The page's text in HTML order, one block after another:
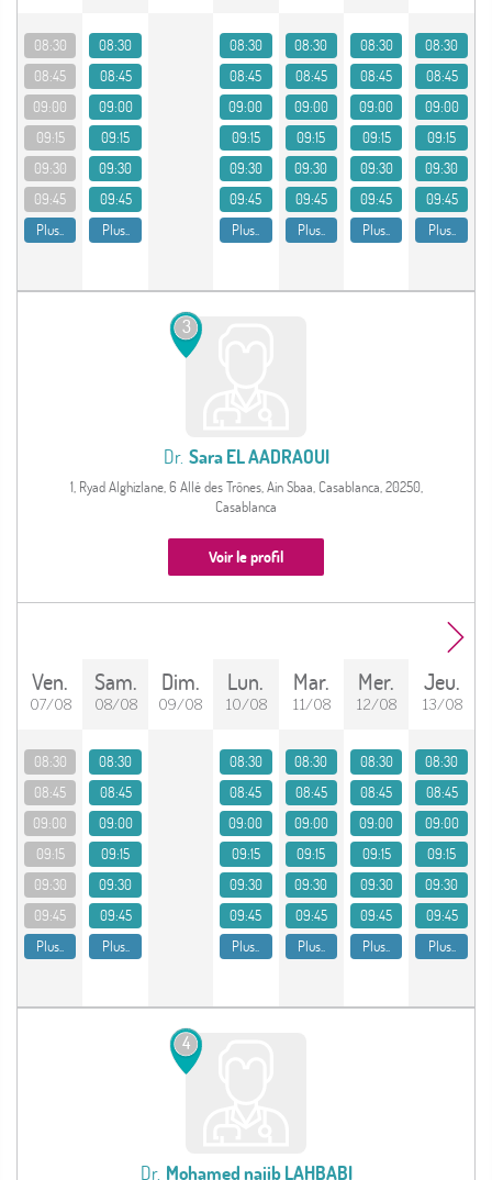
08:30
08:45
09:00
09:15
09:30
09:45
Plus..
08:30
08:45
09:00
09:15
09:30
09:45
Plus..
08:30
08:45
09:00
09:15
09:30
09:45
Plus..
08:30
08:45
09:00
09:15
09:30
09:45
Plus..
08:30
08:45
09:00
09:15
09:30
09:45
Plus..
08:30
08:45
09:00
09:15
09:30
09:45
Plus..
3
Dr. Sara EL AADRAOUI
1, Ryad Alghizlane, 6 Allé des Trônes, Ain Sbaa, Casablanca, 20250,
Casablanca
Voir le profil
ven.
07/08
sam.
08/08
dim.
09/08
lun.
10/08
mar.
11/08
mer.
12/08
jeu.
13/08
08:30
08:45
09:00
09:15
09:30
09:45
Plus..
08:30
08:45
09:00
09:15
09:30
09:45
Plus..
08:30
08:45
09:00
09:15
09:30
09:45
Plus..
08:30
08:45
09:00
09:15
09:30
09:45
Plus..
08:30
08:45
09:00
09:15
09:30
09:45
Plus..
08:30
08:45
09:00
09:15
09:30
09:45
Plus..
4
Dr. Mohamed najib LAHBABI